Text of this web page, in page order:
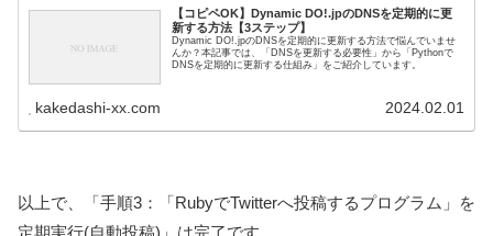
【コピペOK】Dynamic DO!.jpのDNSを定期的に更
新する方法【3ステップ】
Dynamic DO!.jpのDNSを定期的に更新する方法で悩んでいませ
んか？本記事では、「DNSを更新する必要性」から「Pythonで
DNSを定期的に更新する仕組み」をご紹介しています。
kakedashi-xx.com 2024.02.01
以上で、「手順3：「RubyでTwitterへ投稿するプログラム」を
定期実行(自動投稿)」は完了です。